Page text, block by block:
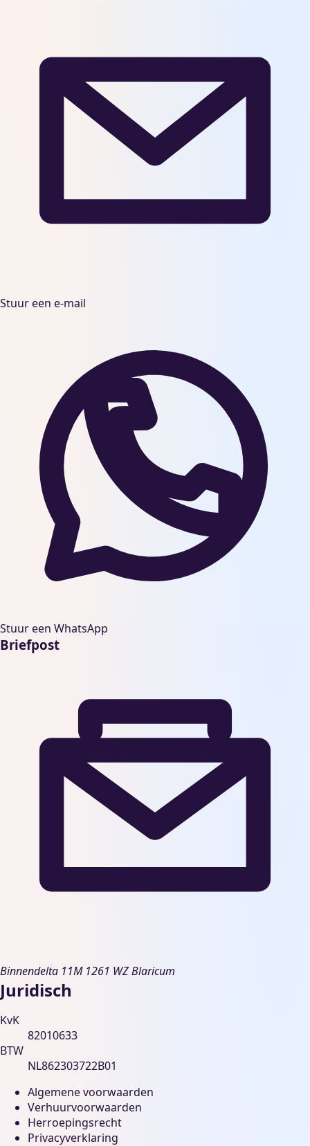
Stuur een e-mail
Stuur een WhatsApp
Briefpost
Binnendelta 11M 1261 WZ Blaricum
Juridisch
KvK
82010633
BTW
NL862303722B01
Algemene voorwaarden
Verhuurvoorwaarden
Herroepingsrecht
Privacyverklaring